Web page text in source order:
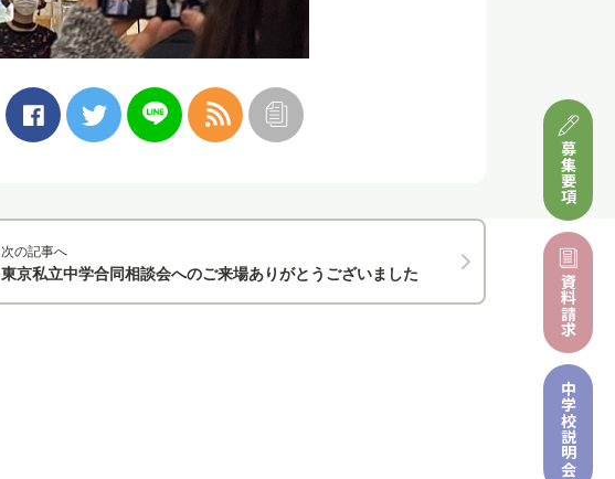
募集要項
資料請求
中学校
説明会
次の記事へ
東京私立中学合同相談会へのご来場ありがとうございました